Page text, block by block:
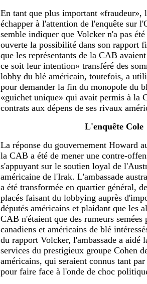
En tant que plus important «fraudeur»,
échapper à l'attention de l'enquête sur
semble indiquer que Volcker n'a pas
ouverte la possibilité dans son rapport
que les représentants de la CAB
ce soit leur intention» transféré des
lobby du blé américain, toutefois, a
pour demander la fin du monopole du
«guichet unique» qui avait permis à la
contrats aux dépens de ses rivaux
L'enquête Cole
La réponse du gouvernement Howard
la CAB a été de mener une contre-
s'appuyant sur le soutien loyal de
américaine de l'Irak. L'ambassade
a été transformée en quartier général,
placés faisant du lobbying auprès
députés américains et plaidant que les
CAB n'étaient que des rumeurs semées
canadiens et américains de blé
du rapport Volcker, l'ambassade a aidé
services du prestigieux groupe Cohen
américains, qui seraient connus tant
pour faire face à l'onde de choc